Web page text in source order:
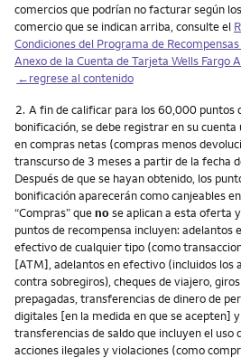
comercios que podrían no facturar según
comercio que se indican arriba, consulte el
Condiciones del Programa de
Anexo de la Cuenta de Tarjeta Wells Fargo
←regrese al contenido
Nota
2. A fin de calificar para los 60,000 puntos
bonificación, se debe registrar en su
en compras netas (compras menos
transcurso de 3 meses a partir de la fecha
Después de que se hayan obtenido, los
bonificación aparecerán como canjeables
“Compras” quenose aplican a esta oferta
puntos de recompensa incluyen: adelantos
efectivo de cualquier tipo (como
[ATM], adelantos en efectivo (incluidos los
contra sobregiros), cheques de viajero,
prepagadas, transferencias de dinero de
digitales [en la medida en que se acepten]
transferencias de saldo que incluyen el uso
acciones ilegales y violaciones (como